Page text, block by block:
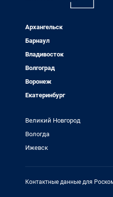
Архангельск
Барнаул
Владивосток
Волгоград
Воронеж
Екатеринбург
Великий Новгород
Вологда
Ижевск
Контактные данные для